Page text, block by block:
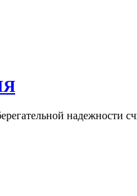
надежности